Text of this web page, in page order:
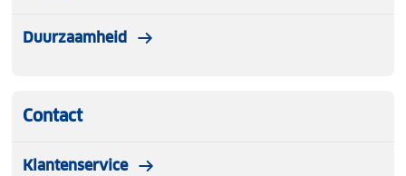
Duurzaamheid
Contact
Klantenservice